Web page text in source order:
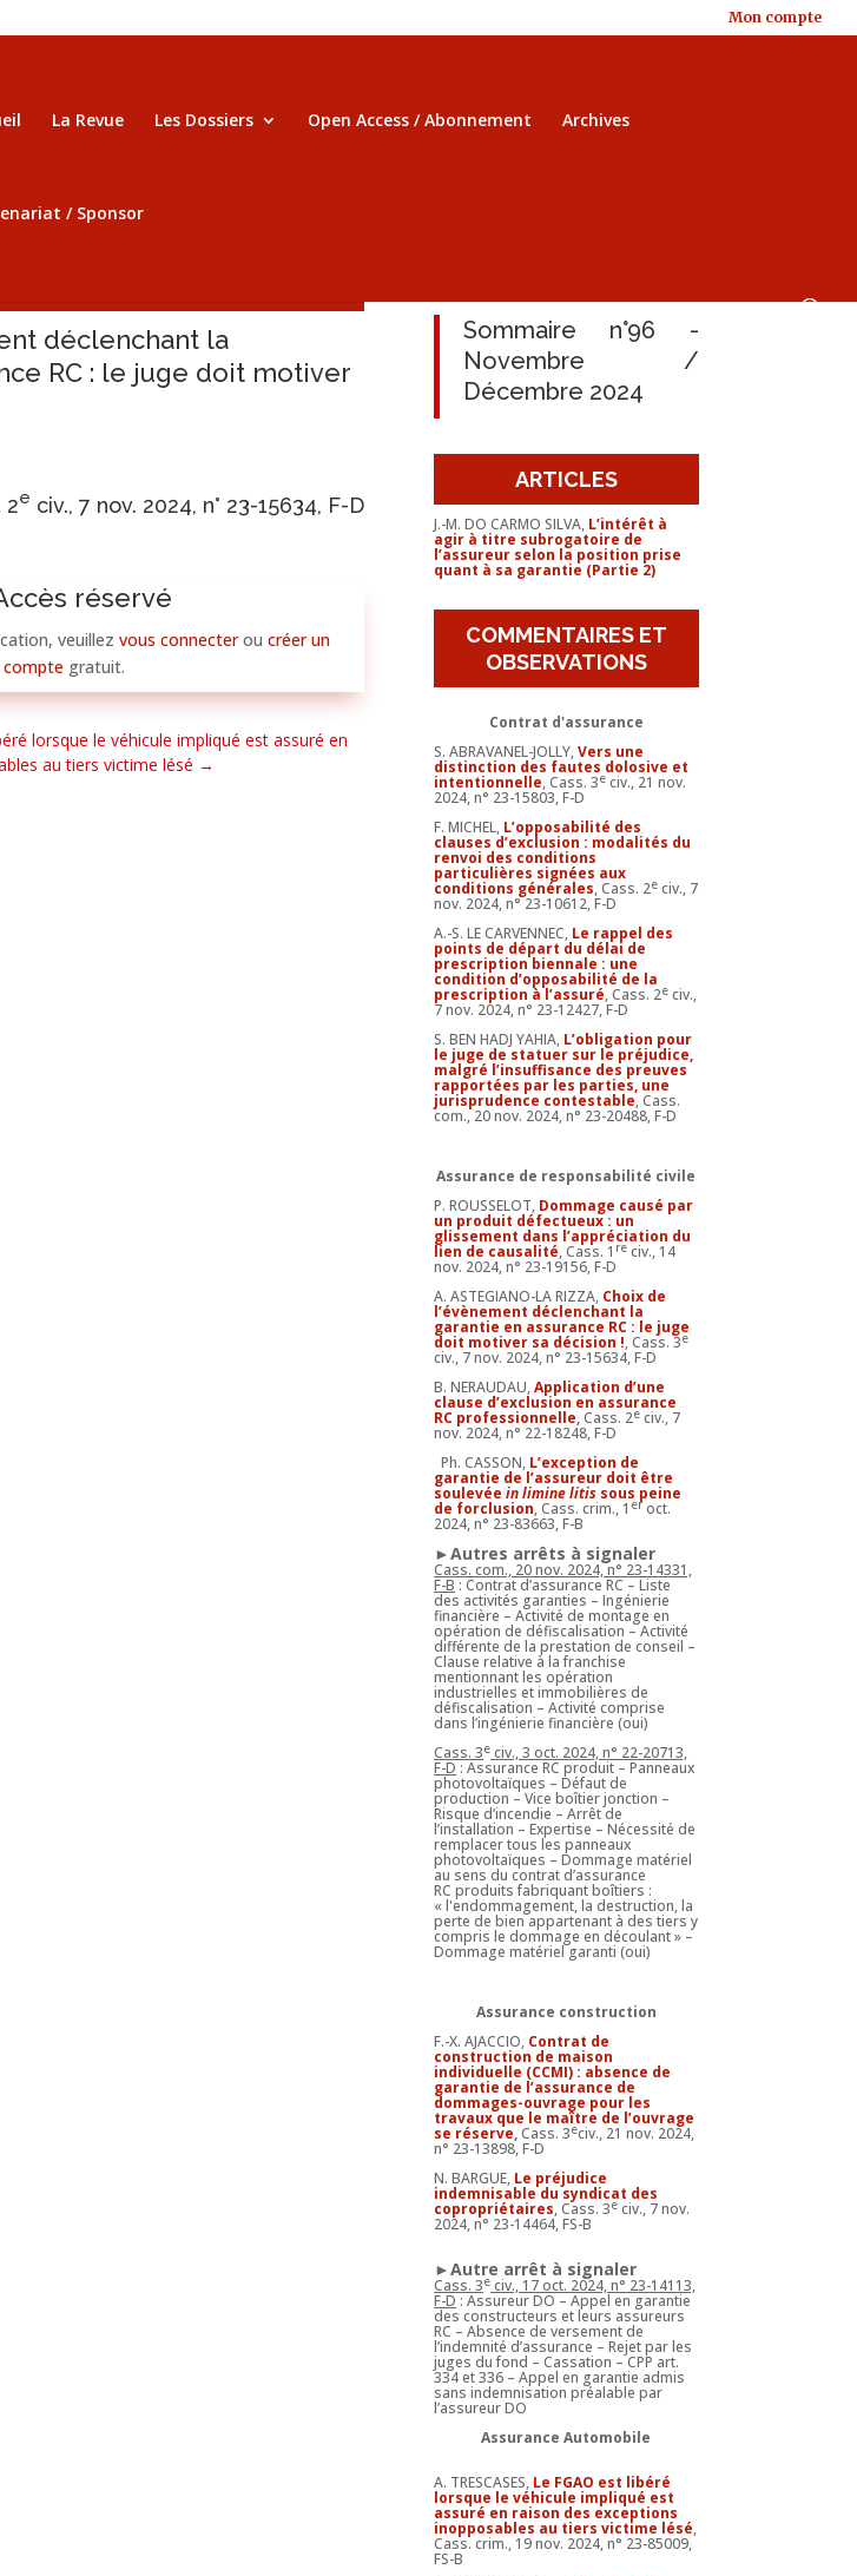
Mon compte
La Revue Les Dossiers Open Access / Abonnement Archives
/ Sponsor
déclenchant la
RC : le juge doit motiver
2e civ., 7 nov. 2024, n° 23-15634, F-D
réservé
veuillezvous connecteroucréer un
compte gratuit.
lorsque le véhicule impliqué est assuré en
au tiers victime lésé →
Sommaire n°96 -
Novembre /
Décembre 2024
ARTICLES
J.-M. DO CARMO SILVA, L’intérêt à
agir à titre subrogatoire de
l’assureur selon la position prise
quant à sa garantie (Partie 2)
COMMENTAIRES ET
OBSERVATIONS
Contrat d'assurance
S. ABRAVANEL-JOLLY,Vers une
distinction des fautes dolosive et
intentionnelle, Cass. 3e civ., 21 nov.
2024, n° 23-15803, F-D
F. MICHEL, L’opposabilité des
clauses d’exclusion : modalités du
renvoi des conditions
particulières signées aux
conditions générales, Cass. 2e civ., 7
nov. 2024, n° 23-10612, F-D
A.-S. LE CARVENNEC, Le rappel des
points de départ du délai de
prescription biennale : une
condition d’opposabilité de la
prescription à l’assuré, Cass. 2e civ.,
7 nov. 2024, n° 23-12427, F-D
S. BEN HADJ YAHIA, L’obligation pour
le juge de statuer sur le préjudice,
malgré l’insuffisance des preuves
rapportées par les parties, une
jurisprudence contestable, Cass.
com., 20 nov. 2024, n° 23-20488, F-D
Assurance de responsabilité civile
P. ROUSSELOT, Dommage causé par
un produit défectueux : un
glissement dans l’appréciation du
lien de causalité, Cass. 1 re civ., 14
nov. 2024, n° 23-19156, F-D
A. ASTEGIANO-LA RIZZA, Choix de
l’évènement déclenchant la
garantie en assurance RC : le juge
doit motiver sa décision !, Cass. 3e
civ., 7 nov. 2024, n° 23-15634, F-D
B. NERAUDAU,Application d’une
clause d’exclusion en assurance
RC professionnelle,Cass. 2e civ., 7
nov. 2024, n° 22-18248, F-D
Ph. CASSON, L’exception de
garantie de l’assureur doit être
soulevéein limine litis sous peine
de forclusion, Cass. crim., 1 er oct.
2024, n° 23-83663, F-B
►Autres arrêts à signaler
Cass. com., 20 nov. 2024, n° 23-14331,
F-B : Contrat d’assurance RC – Liste
des activités garanties – Ingénierie
financière – Activité de montage en
opération de défiscalisation – Activité
différente de la prestation de conseil –
Clause relative à la franchise
mentionnant les opération
industrielles et immobilières de
défiscalisation – Activité comprise
dans l’ingénierie financière (oui)
Cass. 3e civ., 3 oct. 2024, n° 22-20713,
F-D : Assurance RC produit – Panneaux
photovoltaïques – Défaut de
production – Vice boîtier jonction –
Risque d’incendie – Arrêt de
l’installation – Expertise – Nécessité de
remplacer tous les panneaux
photovoltaïques – Dommage matériel
au sens du contrat d’assurance
RC produits fabriquant boîtiers :
« l'endommagement, la destruction, la
perte de bien appartenant à des tiers y
compris le dommage en découlant » –
Dommage matériel garanti (oui)
Assurance construction
F.-X. AJACCIO, Contrat de
construction de maison
individuelle (CCMI) : absence de
garantie de l’assurance de
dommages-ouvrage pour les
travaux que le maître de l’ouvrage
se réserve,Cass. 3eciv., 21 nov. 2024,
n° 23-13898, F-D
N. BARGUE, Le préjudice
indemnisable du syndicat des
copropriétaires, Cass. 3e civ., 7 nov.
2024, n° 23-14464, FS-B
►Autre arrêt à signaler
Cass. 3e civ., 17 oct. 2024, n° 23-14113,
F-D : Assureur DO – Appel en garantie
des constructeurs et leurs assureurs
RC – Absence de versement de
l’indemnité d’assurance – Rejet par les
juges du fond – Cassation – CPP art.
334 et 336 – Appel en garantie admis
sans indemnisation préalable par
l’assureur DO
Assurance Automobile
A. TRESCASES, Le FGAO est libéré
lorsque le véhicule impliqué est
assuré en raison des exceptions
inopposables au tiers victime lésé,
Cass. crim., 19 nov. 2024, n° 23-85009,
FS-B